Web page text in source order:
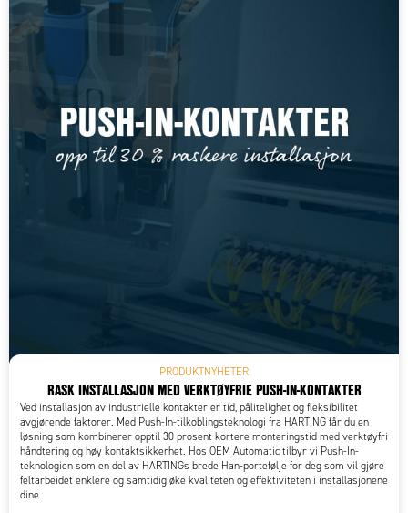
PRODUKTNYHETER
RASK INSTALLASJON MED VERKTØYFRIE PUSH-IN-KONTAKTER
Ved installasjon av industrielle kontakter er tid, pålitelighet og fleksibilitet
avgjørende faktorer. Med Push-In-tilkoblingsteknologi fra HARTING får du en
løsning som kombinerer opptil 30 prosent kortere monteringstid med verktøyfri
håndtering og høy kontaktsikkerhet. Hos OEM Automatic tilbyr vi Push-In-
teknologien som en del av HARTINGs brede Han-portefølje for deg som vil gjøre
feltarbeidet enklere og samtidig øke kvaliteten og effektiviteten i installasjonene
dine.